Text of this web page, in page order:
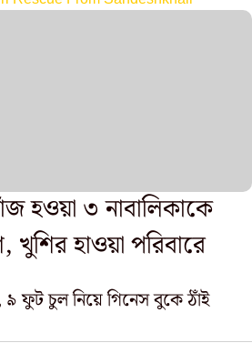
হওয়া ৩ নাবালিকাকে
হাওয়া পরিবারে
৯ ফুট চুল নিয়ে গিনেস বুকে ঠাঁই